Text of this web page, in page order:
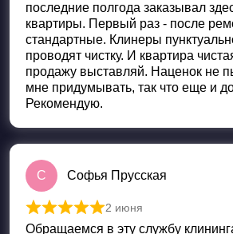
последние полгода заказывал
квартиры. Первый раз - после
стандартные. Клинеры
проводят чистку. И квартира
продажу выставляй. Наценок не
мне придумывать, так что еще и
Рекомендую.
С Софья Прусская
Оценка
2 июня
Обращаемся в эту службу